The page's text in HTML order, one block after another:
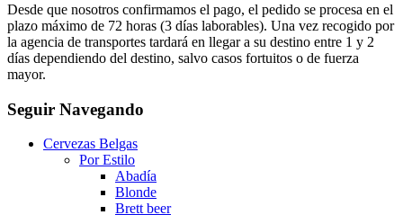
Desde que nosotros confirmamos el pago, el pedido se procesa en el
plazo máximo de 72 horas (3 días laborables). Una vez recogido por
la agencia de transportes tardará en llegar a su destino entre 1 y 2
días dependiendo del destino, salvo casos fortuitos o de fuerza
mayor.
Seguir Navegando
Cervezas Belgas
Por Estilo
Abadía
Blonde
Brett beer